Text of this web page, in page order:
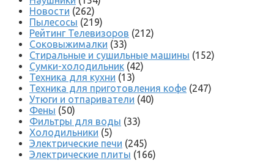
Новости (262)
Пылесосы (219)
Рейтинг Телевизоров (212)
Соковыжималки (33)
Стиральные и сушильные машины (152)
Сумки-холодильник (42)
Техника для кухни (13)
Техника для приготовления кофе (247)
Утюги и отпариватели (40)
Фены (50)
Фильтры для воды (33)
Холодильники (5)
Электрические печи (245)
Электрические плиты (166)